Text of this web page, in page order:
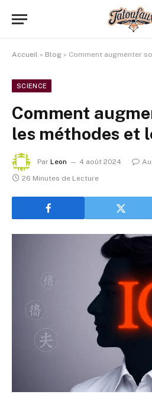
Accueil » Blog » Comment augmenter son
SCIENCE
Comment
les méthodes et
Par Leon 4 août 2024
26 Minutes de Lecture